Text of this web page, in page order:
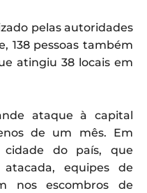
pelas autoridades
138 pessoas também
atingiu 38 locais em
ataque à capital
de um mês. Em
do país, que
equipes de
nos escombros de